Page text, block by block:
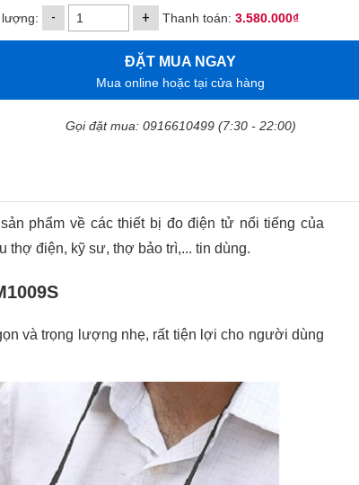
- + Thanh toán: 3.580.000₫
ĐẶT MUA NGAY
Mua online hoặc tại cửa hàng
Gọi đặt mua: 0916610499 (7:30 - 22:00)
phẩm về các thiết bị đo điện tử nổi tiếng của
thợ điện, kỹ sư, thợ bảo trì,... tin dùng.
và trọng lượng nhẹ, rất tiện lợi cho người dùng